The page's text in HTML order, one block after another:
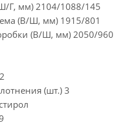
Г, мм) 2104/1088/145
(В/Ш, мм) 1915/801
(В/Ш, мм) 2050/960
(шт.) 3